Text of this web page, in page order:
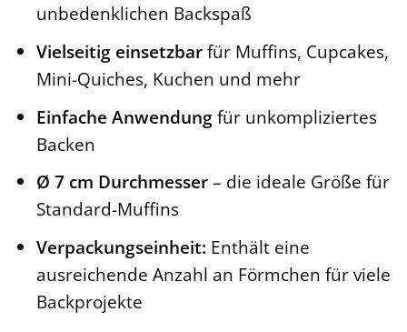
unbedenklichen Backspaß
Vielseitig einsetzbarfür Muffins, Cupcakes,
Mini-Quiches, Kuchen und mehr
Einfache Anwendungfür unkompliziertes
Backen
Ø 7 cm Durchmesser– die ideale Größe für
Standard-Muffins
Verpackungseinheit: Enthält eine
ausreichende Anzahl an Förmchen für viele
Backprojekte